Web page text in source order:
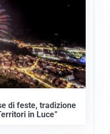
di feste, tradizione
in Luce”